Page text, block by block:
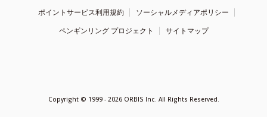
ポイントサービス利用規約
ソーシャルメディアポリシー
ペンギンリング プロジェクト
サイトマップ
Copyright © 1999 - 2026ORBIS Inc. All Rights Reserved.